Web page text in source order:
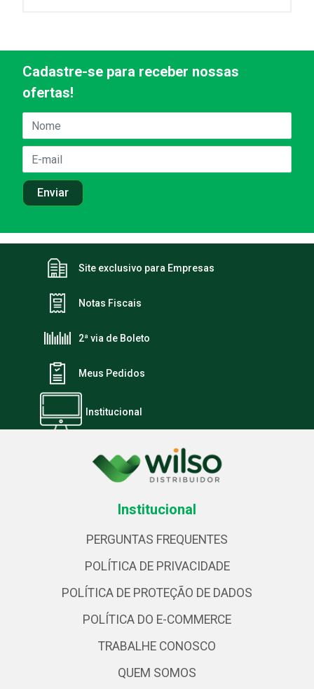
Cadastre-se para receber nossas
ofertas!
Site exclusivo para Empresas
Notas Fiscais
2ª via de Boleto
Meus Pedidos
Institucional
Institucional
PERGUNTAS FREQUENTES
POLÍTICA DE PRIVACIDADE
POLÍTICA DE PROTEÇÃO DE DADOS
POLÍTICA DO E-COMMERCE
TRABALHE CONOSCO
QUEM SOMOS